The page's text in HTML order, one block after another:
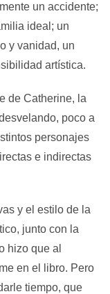
un accidente;
ideal; un
y vanidad, un
artística.
de Catherine, la
poco a
personajes
e indirectas
y el estilo de la
junto con la
hizo que al
en el libro. Pero
tiempo, que